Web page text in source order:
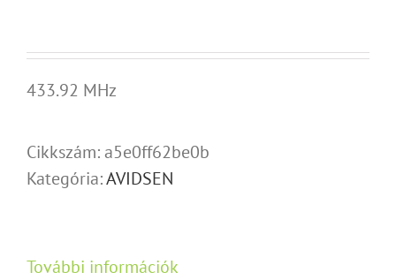
433.92 MHz
Cikkszám: a5e0ff62be0b
Kategória:AVIDSEN
További információk